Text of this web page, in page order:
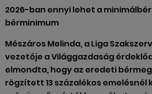
2026-ban ennyi lehet a
bérminimum
Mészáros Melinda, a Liga
vezetője a Világgazdaság
elmondta, hogy az eredeti
rögzített 13 százalékos emelésnél